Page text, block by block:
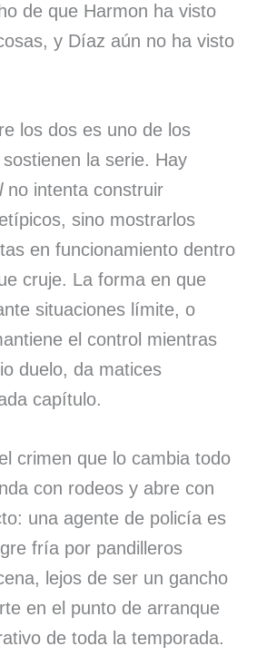
de que Harmon ha visto
y Díaz aún no ha visto
los dos es uno de los
la serie. Hay
no intenta construir
sino mostrarlos
en funcionamiento dentro
cruje. La forma en que
situaciones límite, o
el control mientras
duelo, da matices
capítulo.
crimen que lo cambia todo
con rodeos y abre con
una agente de policía es
fría por pandilleros
lejos de ser un gancho
en el punto de arranque
de toda la temporada.